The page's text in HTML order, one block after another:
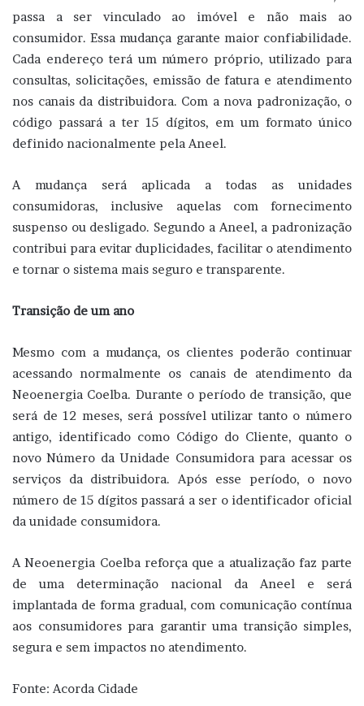
passa a ser vinculado ao imóvel e não mais ao
consumidor. Essa mudança garante maior confiabilidade.
Cada endereço terá um número próprio, utilizado para
consultas, solicitações, emissão de fatura e atendimento
nos canais da distribuidora. Com a nova padronização, o
código passará a ter 15 dígitos, em um formato único
definido nacionalmente pela Aneel.
A mudança será aplicada a todas as unidades
consumidoras, inclusive aquelas com fornecimento
suspenso ou desligado. Segundo a Aneel, a padronização
contribui para evitar duplicidades, facilitar o atendimento
e tornar o sistema mais seguro e transparente.
Transição de um ano
Mesmo com a mudança, os clientes poderão continuar
acessando normalmente os canais de atendimento da
Neoenergia Coelba. Durante o período de transição, que
será de 12 meses, será possível utilizar tanto o número
antigo, identificado como Código do Cliente, quanto o
novo Número da Unidade Consumidora para acessar os
serviços da distribuidora. Após esse período, o novo
número de 15 dígitos passará a ser o identificador oficial
da unidade consumidora.
A Neoenergia Coelba reforça que a atualização faz parte
de uma determinação nacional da Aneel e será
implantada de forma gradual, com comunicação contínua
aos consumidores para garantir uma transição simples,
segura e sem impactos no atendimento.
Fonte: Acorda Cidade